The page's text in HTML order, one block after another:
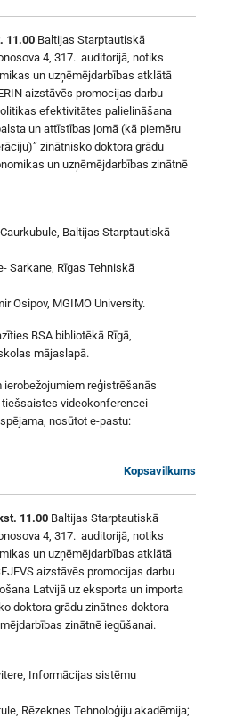
11.00 Baltijas Starptautiskā
4, 317. auditorijā, notiks
un uzņēmējdarbības atklātā
aizstāvēs promocijas darbu
efektivitātes palielināšana
un attīstības jomā (kā piemēru
zinātnisko doktora grādu
un uzņēmējdarbības zinātnē
Baltijas Starptautiskā
Sarkane, Rīgas Tehniskā
Osipov, MGIMO University.
BSA bibliotēkā Rīgā,
mājaslapā.
reģistrēšanās
videokonferencei
nosūtot e-pastu:
Kopsavilkums
11.00 Baltijas Starptautiskā
4, 317. auditorijā, notiks
un uzņēmējdarbības atklātā
aizstāvēs promocijas darbu
Latvijā uz eksporta un importa
doktora grādu zinātnes doktora
zinātnē iegūšanai.
Informācijas sistēmu
Rēzeknes Tehnoloģiju akadēmija;